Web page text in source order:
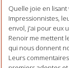
Quelle joie en
Impressionnistes,
envol, j'ai pour eux
Renoir me mettent
qui nous donnent
Leurs